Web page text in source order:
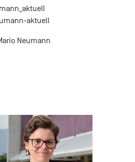
aktuell
Neumann